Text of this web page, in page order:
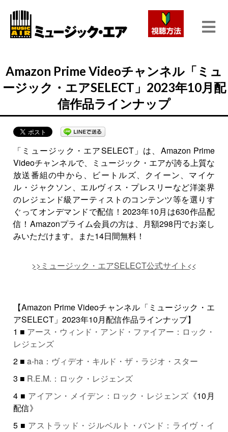
Amazon Prime Videoチャンネル「ミュ
ージック・エアSELECT」2023年10月配
信作品ラインナップ
「ミュージック・エアSELECT」は、Amazon Prime
Videoチャンネルで、ミュージック・エアが誇る上質な
放送番組の中から、ビートルズ、クイーン、マイケ
ル・ジャクソン、エルヴィス・プレスリーなど洋楽界
のレジェンド級アーティストのコンテンツ等を選りす
ぐってオンデマンドで配信！2023年10月は630作品配
信！Amazonプライム会員の方は、月額298円でお楽し
みいただけます。また14日間無料！
>>ミュージック・エアSELECT公式サイト<<
【Amazon Prime Videoチャンネル「ミュージック・エ
アSELECT」2023年10月配信作品ラインナップ】
1 ■ アース・ウィンド・アンド・ファイアー：ロック・
レジェンズ
2 ■a-ha：ヴィデオ・キルド・ザ・ラジオ・スター
3 ■ R.E.M.：ロック・レジェンズ
4 ■ アイアン・メイデン：ロック・レジェンズ 《10月
配信》
5 ■ アストラッド・ジルベルト・バンド：ライヴ・イ